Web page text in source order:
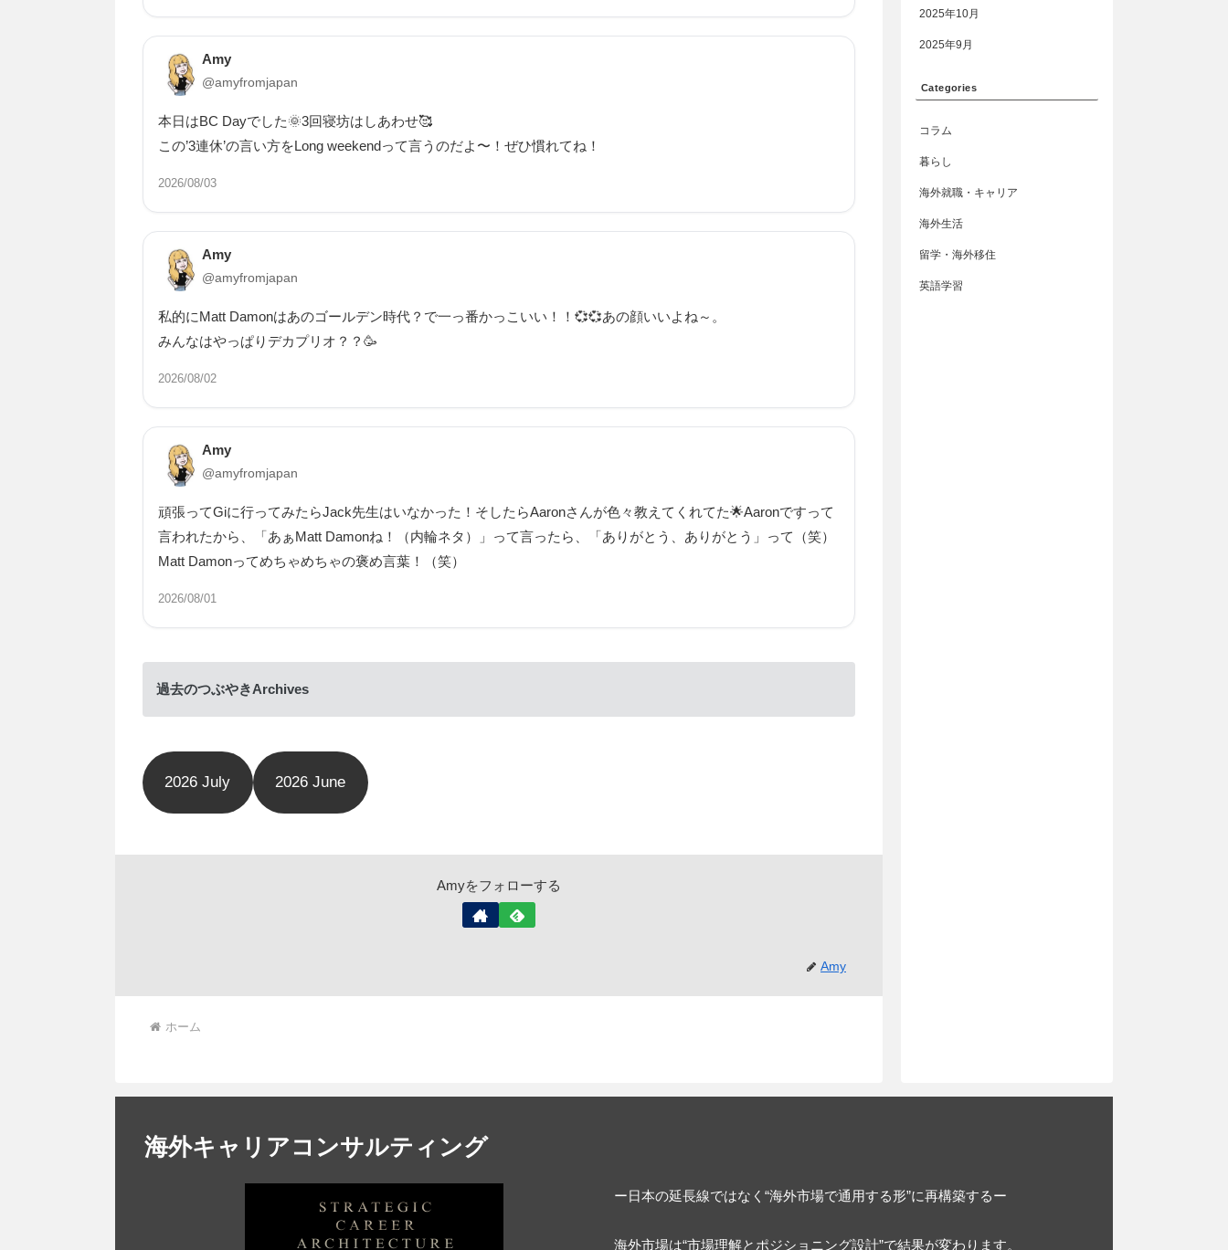
Amy
@amyfromjapan
本日はBC Dayでした🌞3回寝坊はしあわせ🥰
この’3連休’の言い方をLong weekendって言うのだよ〜！ぜひ慣れてね！
2026/08/03
Amy
@amyfromjapan
私的にMatt Damonはあのゴールデン時代？で一っ番かっこいい！！💞💞あの顔いいよね～。
みんなはやっぱりデカプリオ？？🥳
2026/08/02
Amy
@amyfromjapan
頑張ってGiに行ってみたらJack先生はいなかった！そしたらAaronさんが色々教えてくれてた🌟Aaronですって
言われたから、「あぁMatt Damonね！（内輪ネタ）」って言ったら、「ありがとう、ありがとう」って（笑）
Matt Damonってめちゃめちゃの褒め言葉！（笑）
2026/08/01
過去のつぶやきArchives
2026 July 2026 June
Amyをフォローする
Amy
ホーム
2025年10月
2025年9月
Categories
コラム
暮らし
海外就職・キャリア
海外生活
留学・海外移住
英語学習
海外キャリアコンサルティング
ー日本の延長線ではなく“海外市場で通用する形”に再構築するー
海外市場は“市場理解とポジショニング設計”で結果が変わります。